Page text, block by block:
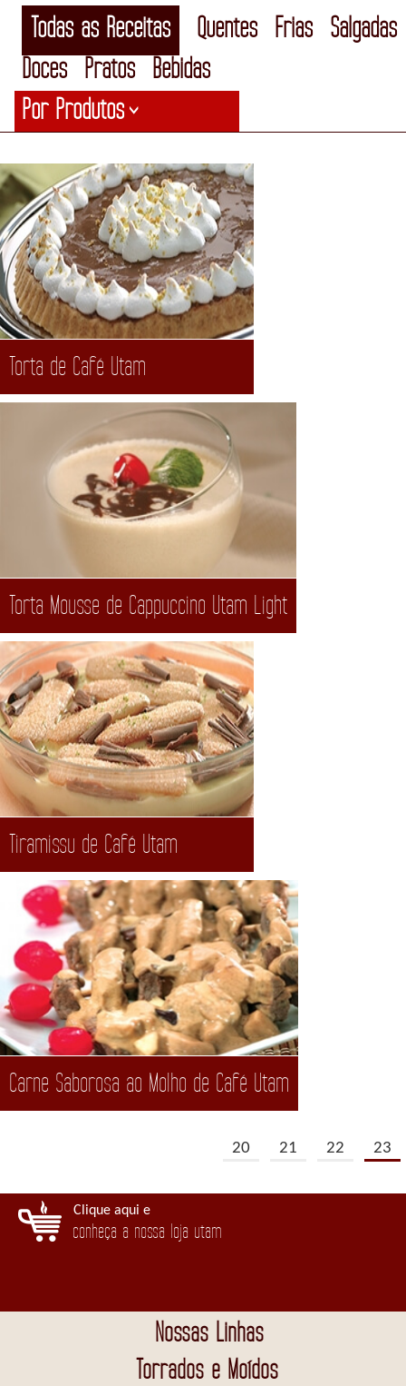
Todas as Receitas Quentes Frias
Salgadas
Doces
Pratos
Bebidas
Por Produtos>
Torta de Café Utam
Torta Mousse de Cappuccino Utam Light
Tiramissu de Café Utam
Carne Saborosa ao Molho de Café Utam
20 21 22 23
Clique aqui e
conheça a nossa loja utam
Nossas Linhas
Torrados e Moídos